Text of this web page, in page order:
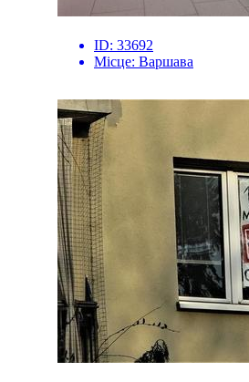
ID: 33692
Місце: Варшава